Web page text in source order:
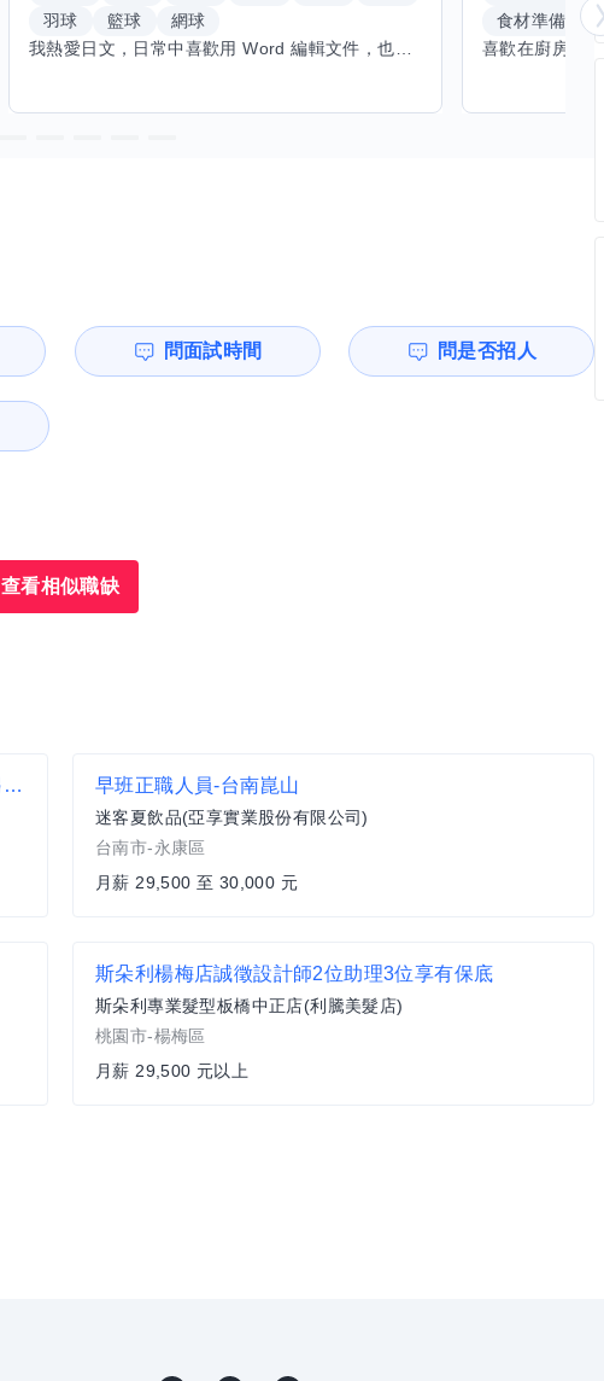
羽球
籃球
網球
我熱愛日文，日常中喜歡用 Word 編輯文件，也對創業有不少想法。希望能找到願意和我交換技能的朋友，我願意分享日文和辦公軟體技巧，期待學習手繪和烏克麗麗，感受不同的藝術魅力。年長帶來沉澱與耐心，願與你互相成長，一同探索新領域的喜悅。
食材準備
問面試時間 問是否招人
查看相似職缺
組長【段純貞-信義時代二館】月薪40000-46000#另有門市達標獎金 早班正職人員-台南崑山
迷客夏飲品(亞享實業股份有限公司)
台南市-永康區
月薪 29,500 至 30,000 元
斯朵利楊梅店誠徵設計師2位助理3位享有保底
斯朵利專業髮型板橋中正店(利騰美髮店)
桃園市-楊梅區
月薪 29,500 元以上